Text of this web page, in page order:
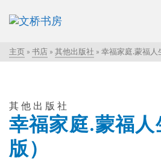
主页 » 书店 » 其他出版社 » 幸福家庭.蒙福人
其他出版社
幸福家庭.蒙福
版）